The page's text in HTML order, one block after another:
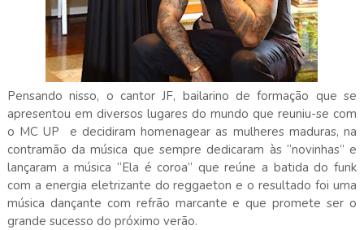
Pensando nisso, o cantor JF, bailarino de formação que se
apresentou em diversos lugares do mundo que reuniu-se com
o MC UP e decidiram homenagear as mulheres maduras, na
contramão da música que sempre dedicaram às “novinhas” e
lançaram a música “Ela é coroa” que reúne a batida do funk
com a energia eletrizante do reggaeton e o resultado foi uma
música dançante com refrão marcante e que promete ser o
grande sucesso do próximo verão.